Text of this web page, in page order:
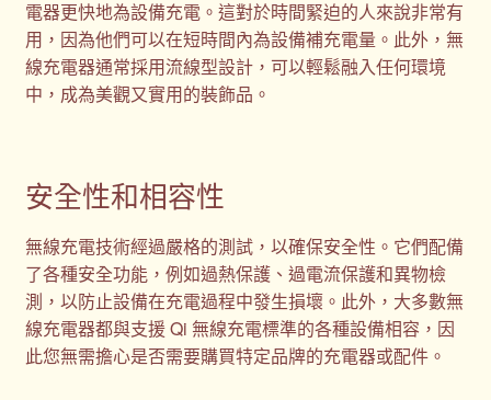
電器更快地為設備充電。這對於時間緊迫的人來說非常有
用，因為他們可以在短時間內為設備補充電量。此外，無
線充電器通常採用流線型設計，可以輕鬆融入任何環境
中，成為美觀又實用的裝飾品。
安全性和相容性
無線充電技術經過嚴格的測試，以確保安全性。它們配備
了各種安全功能，例如過熱保護、過電流保護和異物檢
測，以防止設備在充電過程中發生損壞。此外，大多數無
線充電器都與支援 Qi 無線充電標準的各種設備相容，因
此您無需擔心是否需要購買特定品牌的充電器或配件。